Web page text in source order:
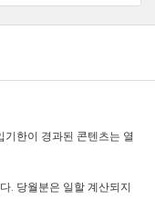
한이 경과된 콘텐츠는 열
. 당월분은 일할 계산되지